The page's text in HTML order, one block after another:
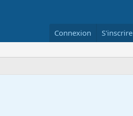
Connexion S'inscrire